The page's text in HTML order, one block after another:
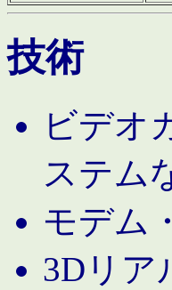
技術
ビデオ
ステム
モデム
3Dリア